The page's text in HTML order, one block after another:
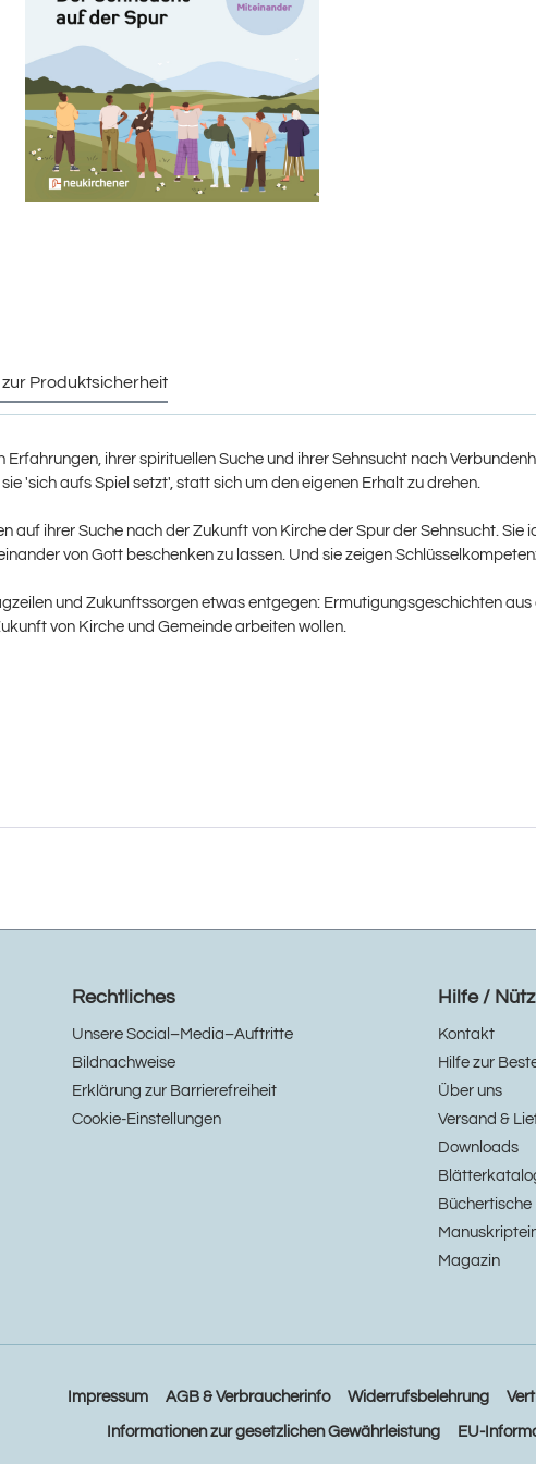
zur Produktsicherheit
Erfahrungen, ihrer spirituellen Suche und ihrer Sehnsucht nach
'sich aufs Spiel setzt', statt sich um den eigenen Erhalt zu drehen.
auf ihrer Suche nach der Zukunft von Kirche der Spur der Sehnsucht.
von Gott beschenken zu lassen. Und sie zeigen
und Zukunftssorgen etwas entgegen: Ermutigungsgeschichten
von Kirche und Gemeinde arbeiten wollen.
Rechtliches
Unsere Social–Media–Auftritte
Bildnachweise
Erklärung zur Barrierefreiheit
Cookie-Einstellungen
Hilfe /
Kontakt
Hilfe zur
Über uns
Versand &
Downloads
Büchertische
Magazin
Impressum AGB & Verbraucherinfo Widerrufsbelehrung
Informationen zur gesetzlichen Gewährleistung EU-